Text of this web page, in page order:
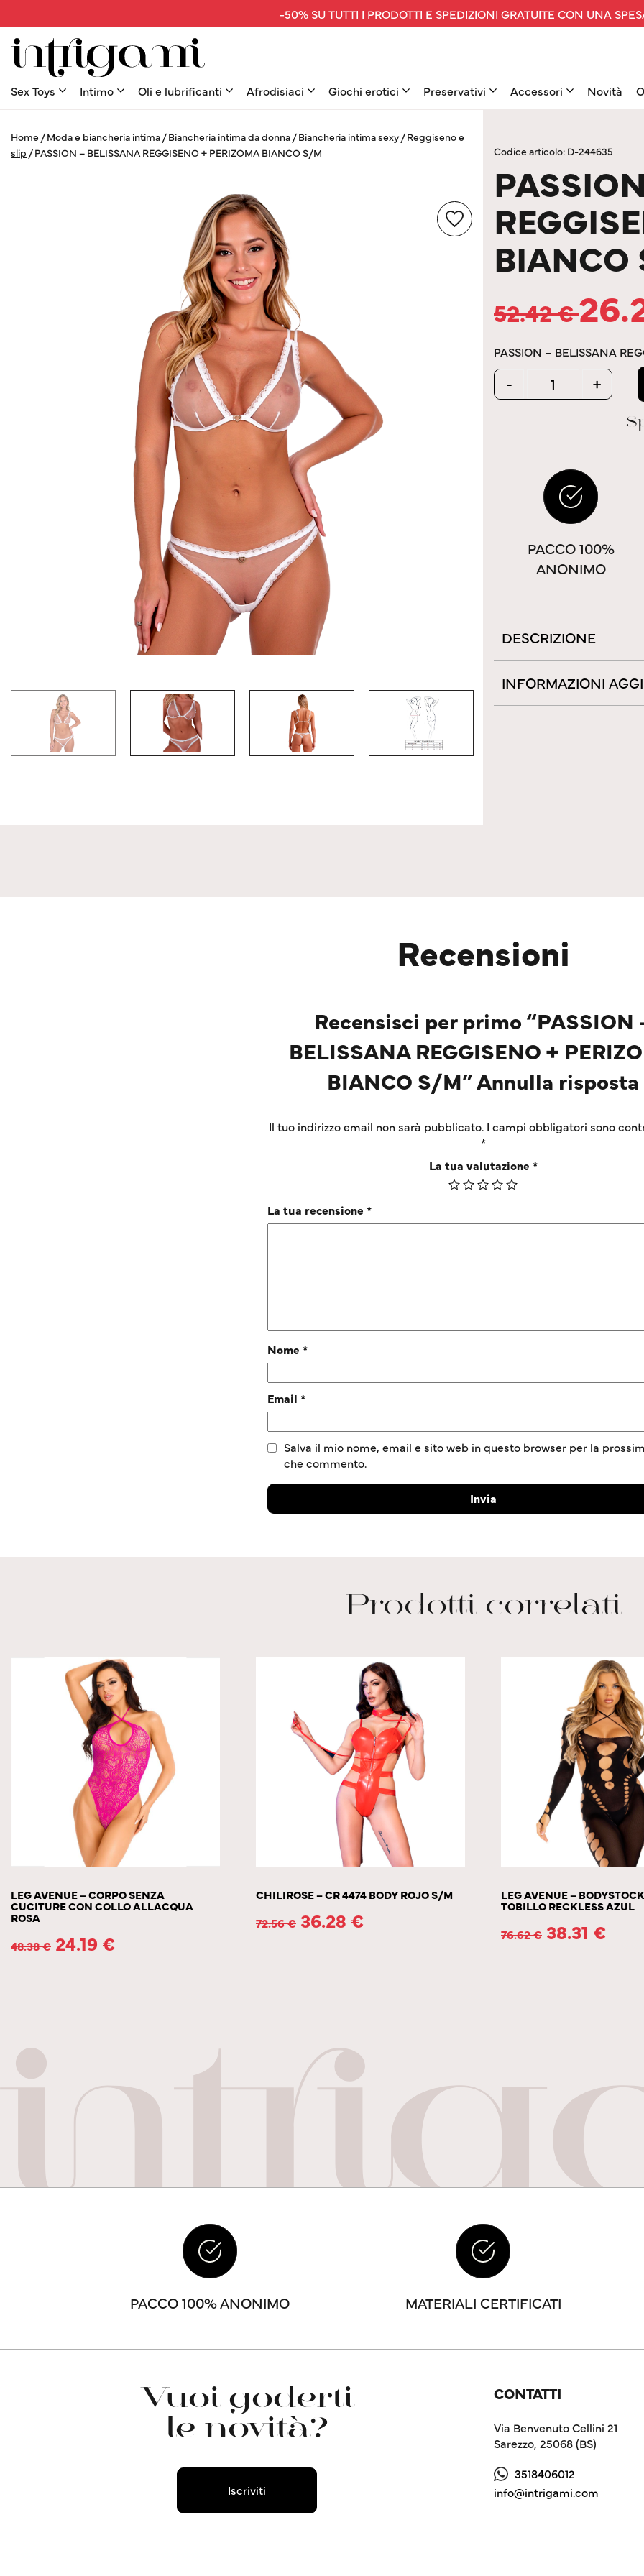
-50% SU TUTTI I PRODOTTI E SPEDIZIONI GRATUITE CON UNA
Sex Toys Intimo Oli e lubrificanti Afrodisiaci Giochi erotici Preservativi Accessori Novità
Home /Moda e biancheria intima /Biancheria intima da donna /Biancheria intima sexy /Reggiseno e
slip /PASSION – BELISSANA REGGISENO + PERIZOMA BIANCO S/M Codice articolo: D-244635
BIANCO
52.42€
PASSION – BELISSANA
Quantity
- +
PACCO 100%
ANONIMO
DESCRIZIONE
INFORMAZIONI
Recensioni
Recensisci per primo “PASSION
BELISSANA REGGISENO +
BIANCO S/M” Annulla risposta
Il tuo indirizzo email non sarà pubblicato. I campi obbligatori sono
*
La tua valutazione *
La tua recensione *
Nome *
Email *
Salva il mio nome, email e sito web in questo browser per la
che commento.
Prodotti correlati
LEG AVENUE – CORPO SENZA
CUCITURE CON COLLO ALLACQUA
ROSA
48.38€ 24.19 €
CHILIROSE – CR 4474 BODY ROJO S/M
72.56€ 36.28 €
LEG AVENUE –
TOBILLO RECKLESS AZUL
76.62€ 38.31 €
PACCO 100% ANONIMO MATERIALI CERTIFICATI
Vuoi goderti
le novità?
Iscriviti
CONTATTI
Via Benvenuto Cellini 21
Sarezzo, 25068 (BS)
3518406012
info@intrigami.com